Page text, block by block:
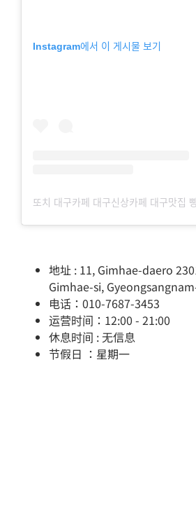
Instagram에서 이 게시물 보기
地址 : 11, Gimhae-daero
Gimhae-si,
电话：010-7687-3453
运营时间：12:00 - 21:00
休息时间 : 无信息
节假日 ：星期一